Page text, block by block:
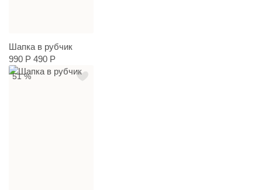
Шапка в рубчик
990 Р 490 Р
51 %